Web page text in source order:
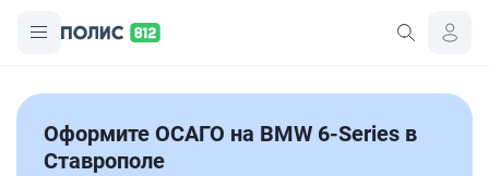
Оформите ОСАГО на BMW 6-Series в
Ставрополе